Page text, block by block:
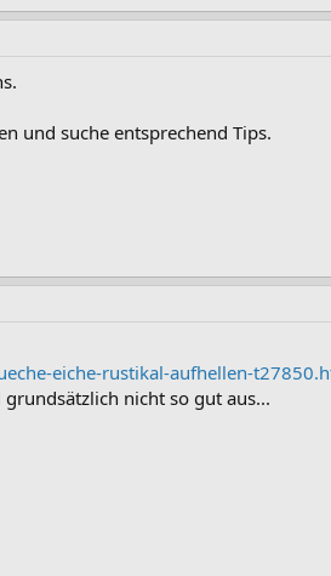
und suche entsprechend Tips.
eiche-rustikal-aufhellen-
nicht so gut aus...